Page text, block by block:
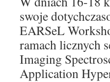
swoje
EARSeL
ramach licznych
Imaging
Application